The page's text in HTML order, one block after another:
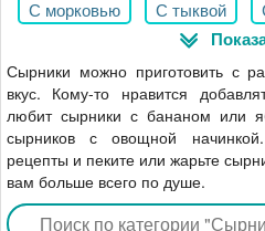
С морковью
С тыквой
С клубникой
Сырники можно приготовить с
вкус. Кому-то нравится добавлять варёную сгущенку, кто-то
любит сырники с бананом или
сырников с овощной
рецепты и пеките или жарьте
вам больше всего по душе.